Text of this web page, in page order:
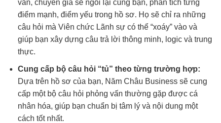
vấn, chuyên gia sẽ ngồi lại cùng bạn, phân tích từng
điểm mạnh, điểm yếu trong hồ sơ. Họ sẽ chỉ ra những
câu hỏi mà Viên chức Lãnh sự có thể “xoáy” vào và
giúp bạn xây dựng câu trả lời thông minh, logic và trung
thực.
Cung cấp bộ câu hỏi “tủ” theo từng trường hợp:
Dựa trên hồ sơ của bạn, Năm Châu Business sẽ cung
cấp một bộ câu hỏi phỏng vấn thường gặp được cá
nhân hóa, giúp bạn chuẩn bị tâm lý và nội dung một
cách tốt nhất.